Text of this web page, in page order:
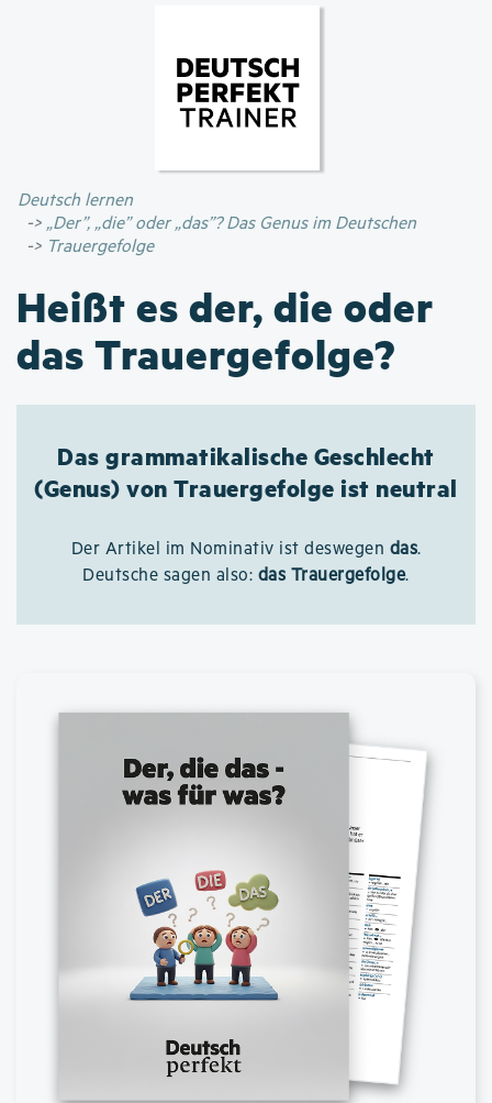
Inhalt
Deutsch lernen
„Der”, „die” oder „das”? Das Genus im Deutschen
Trauergefolge
Heißt es der, die oder
das Trauergefolge?
Das grammatikalische Geschlecht
(Genus) von Trauergefolge ist neutral
Der Artikel im Nominativ ist deswegen das.
Deutsche sagen also: das Trauergefolge.